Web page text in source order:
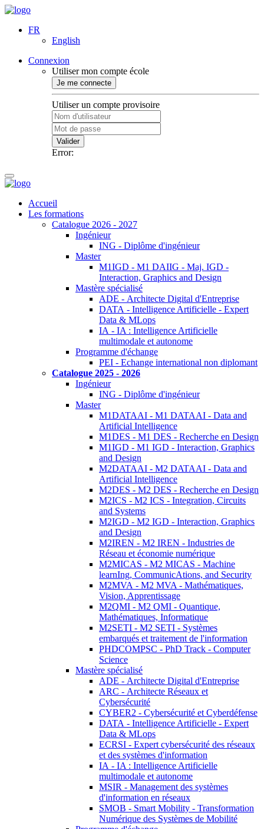
FR
English
Connexion
Utiliser mon compte école
Je me connecte
Utiliser un compte provisoire
Valider
Error:
Accueil
Les formations
Catalogue 2026 - 2027
Ingénieur
ING - Diplôme d'ingénieur
Master
M1IGD - M1 DAIIG - Maj. IGD -
Interaction, Graphics and Design
Mastère spécialisé
ADE - Architecte Digital d'Entreprise
DATA - Intelligence Artificielle - Expert
Data & MLops
IA - IA : Intelligence Artificielle
multimodale et autonome
Programme d'échange
PEI - Echange international non diplomant
Catalogue 2025 - 2026
Ingénieur
ING - Diplôme d'ingénieur
Master
M1DATAAI - M1 DATAAI - Data and
Artificial Intelligence
M1DES - M1 DES - Recherche en Design
M1IGD - M1 IGD - Interaction, Graphics
and Design
M2DATAAI - M2 DATAAI - Data and
Artificial Intelligence
M2DES - M2 DES - Recherche en Design
M2ICS - M2 ICS - Integration, Circuits
and Systems
M2IGD - M2 IGD - Interaction, Graphics
and Design
M2IREN - M2 IREN - Industries de
Réseau et économie numérique
M2MICAS - M2 MICAS - Machine
learnIng, CommunicAtions, and Security
M2MVA - M2 MVA - Mathématiques,
Vision, Apprentissage
M2QMI - M2 QMI - Quantique,
Mathématiques, Informatique
M2SETI - M2 SETI - Systèmes
embarqués et traitement de l'information
PHDCOMPSC - PhD Track - Computer
Science
Mastère spécialisé
ADE - Architecte Digital d'Entreprise
ARC - Architecte Réseaux et
Cybersécurité
CYBER2 - Cybersécurité et Cyberdéfense
DATA - Intelligence Artificielle - Expert
Data & MLops
ECRSI - Expert cybersécurité des réseaux
et des systèmes d'information
IA - IA : Intelligence Artificielle
multimodale et autonome
MSIR - Management des systèmes
d'information en réseaux
SMOB - Smart Mobility - Transformation
Numérique des Systèmes de Mobilité